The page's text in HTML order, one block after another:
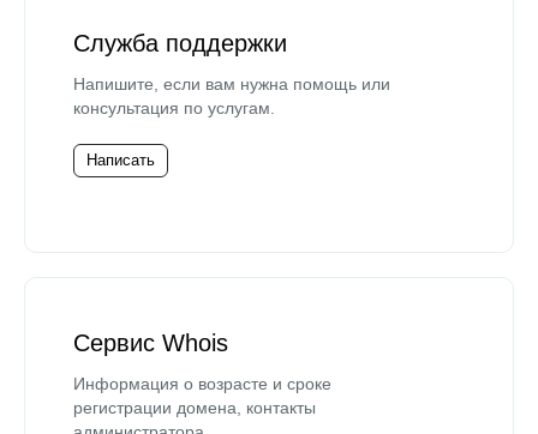
Служба поддержки
Напишите, если вам нужна помощь или
консультация по услугам.
Написать
Сервис Whois
Информация о возрасте и сроке
регистрации домена, контакты